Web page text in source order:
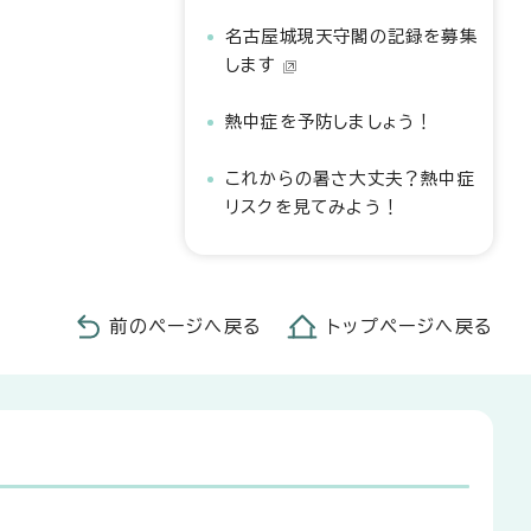
名古屋城現天守閣の記録を募集
します
熱中症を予防しましょう！
これからの暑さ大丈夫？熱中症
リスクを見てみよう！
前のページへ戻る トップページへ戻る